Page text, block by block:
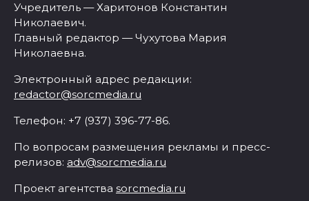
Учредитель — Харитонов Константин
Николаевич.
Главный редактор — Чухутова Мария
Николаевна.
Электронный адрес редакции:
redactor@sorcmedia.ru
Телефон: +7 (937) 396-77-86.
По вопросам размещения рекламы и пресс-
релизов: adv@sorcmedia.ru
Проект агентства sorcmedia.ru